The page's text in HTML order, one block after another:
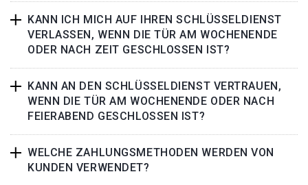
KANN ICH MICH AUF IHREN SCHLÜSSELDIENST
VERLASSEN, WENN DIE TÜR AM WOCHENENDE
ODER NACH ZEIT GESCHLOSSEN IST?
KANN AN DEN SCHLÜSSELDIENST VERTRAUEN,
WENN DIE TÜR AM WOCHENENDE ODER NACH
FEIERABEND GESCHLOSSEN IST?
WELCHE ZAHLUNGSMETHODEN WERDEN VON
KUNDEN VERWENDET?